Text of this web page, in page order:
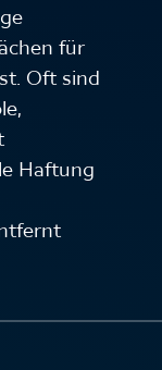
für
Oft sind
Haftung